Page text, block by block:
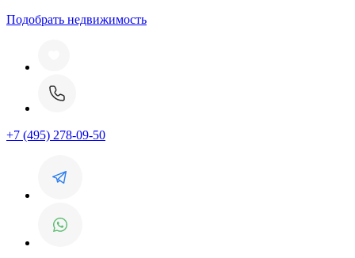
Подобрать недвижимость
+7 (495) 278-09-50